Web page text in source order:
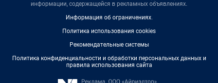
информации, содержащейся в рекламных объявлениях.
Информация об ограничениях.
Политика использования cookies
Рекомендательные системы
Политика конфиденциальности и обработки персональных данных и
правила использования сайта